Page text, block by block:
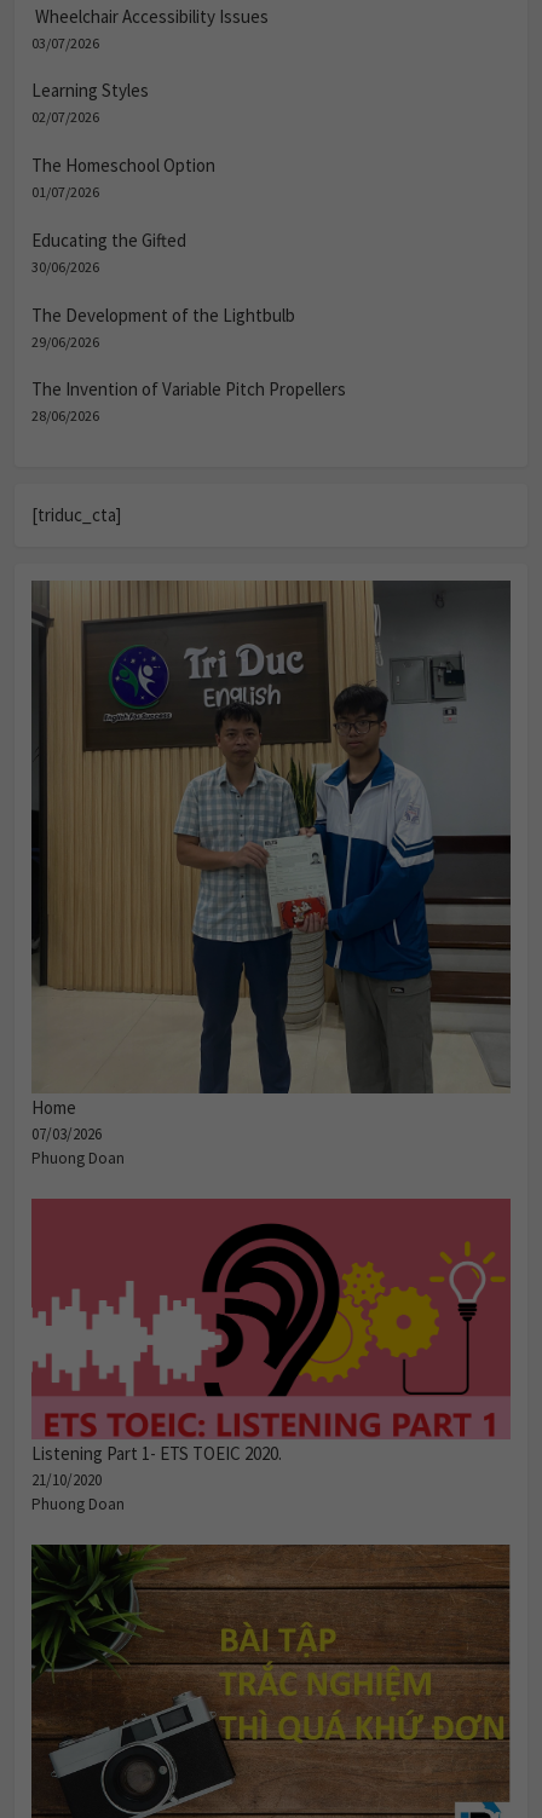
Wheelchair Accessibility Issues
03/07/2026
Learning Styles
02/07/2026
The Homeschool Option
01/07/2026
Educating the Gifted
30/06/2026
The Development of the Lightbulb
29/06/2026
The Invention of Variable Pitch Propellers
28/06/2026
[triduc_cta]
Home
07/03/2026
Phuong Doan
Listening Part 1- ETS TOEIC 2020.
21/10/2020
Phuong Doan